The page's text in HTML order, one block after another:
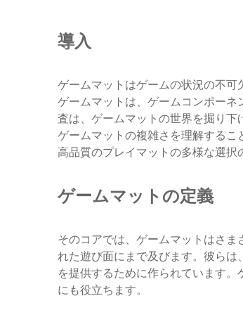
導入
ゲームマットはゲームの状況の不可
ゲームマットは、ゲームコンポー
査は、ゲームマットの世界を掘り下
ゲームマットの複雑さを理解するこ
高品質のプレイマットの多様な選択
ゲームマットの定義
そのコアでは、ゲームマットはさ
れた遊び面にまで及びます。彼ら
を提供するために作られています
にも役立ちます。